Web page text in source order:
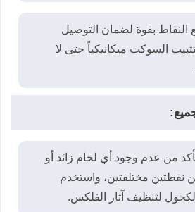
النقاط بقوة لضمان التوصيل
السوكت ميكانيكياً حتى لا
من عدم وجود أي لحام زائد أو
مختلفتين، واستخدم
لتنظيف آثار الفلكس.